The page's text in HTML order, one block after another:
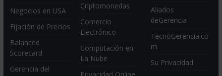
Negocios en USA
Fijación de Precios
Balanced
Scorecard
Gerencia del
Criptomonedas
Comercio
Electrónico
Computación en
La Nube
Aliados
deGerencia
TecnoGerencia.co
m
Su Privacidad